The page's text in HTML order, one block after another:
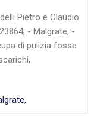
Pietro e Claudio
- Malgrate, -
di pulizia fosse